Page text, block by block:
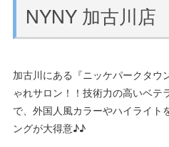
NYNY 加古川店
加古川にある『ニッケパークタウ
ゃれサロン！！技術力の高いベテ
で、外国人風カラーやハイライト
ングが大得意♪♪